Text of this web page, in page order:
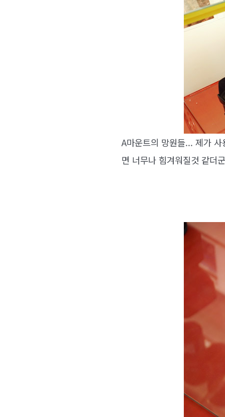
A마운트의 망원들... 제가
면 너무나 힘겨워질것 같더